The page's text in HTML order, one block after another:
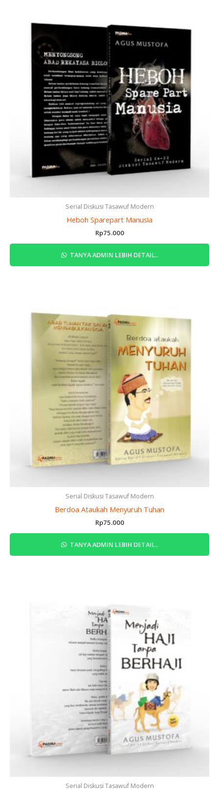
Serial Diskusi Tasawuf Modern
Heboh Sparepart Manusia
Rp75.000
TANYA ADMIN LEBIH DETAIL..
Serial Diskusi Tasawuf Modern
Berdoa Ataukah Menyuruh Tuhan
Rp75.000
TANYA ADMIN LEBIH DETAIL..
Serial Diskusi Tasawuf Modern